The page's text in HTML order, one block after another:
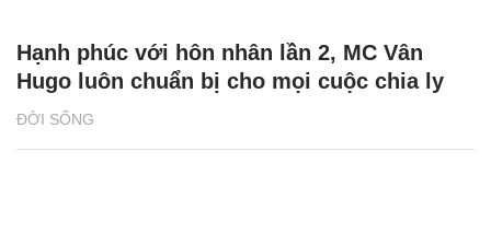
ĐỜI SỐNG
Hạnh phúc với hôn nhân lần 2, MC Vân
Hugo luôn chuẩn bị cho mọi cuộc chia ly